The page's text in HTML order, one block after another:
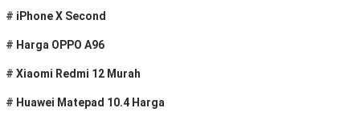
# iPhone X Second
# Harga OPPO A96
# Xiaomi Redmi 12 Murah
# Huawei Matepad 10.4 Harga